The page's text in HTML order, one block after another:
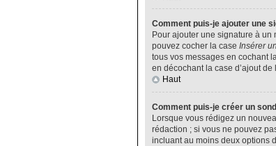
Comment puis-je ajouter une
Pour ajouter une signature à un
pouvez cocher la case Insérer
tous vos messages en cochant
en décochant la case d’ajout
Haut
Comment puis-je créer un
Lorsque vous rédigez un
rédaction ; si vous ne pouvez
incluant au moins deux options